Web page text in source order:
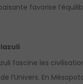
favorise
fascine les
l’Univers. En